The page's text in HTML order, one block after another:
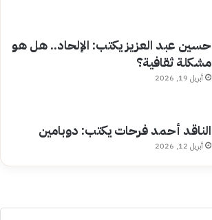
حسين عبد العزيز يكتب: الإلحاد.. هل هو
مشكلة ثقافية؟
أبريل 19, 2026
الناقد أحمد فرحات يكتب: دوبامين
أبريل 12, 2026